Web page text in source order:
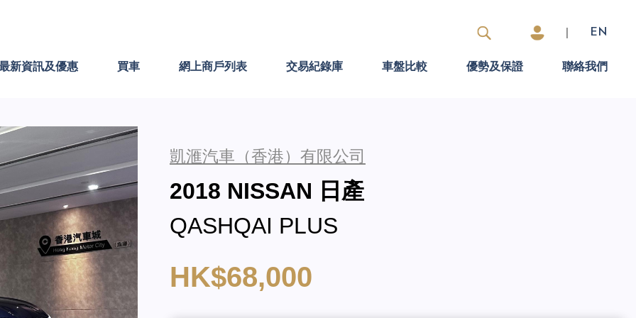
EN
新資訊及優惠 買車 網上商戶列表 交易紀錄庫 車盤比較 優勢及保證 聯絡我們
凱滙汽車（香港）有限公司
2018 NISSAN 日產
QASHQAI PLUS
HK$68,000